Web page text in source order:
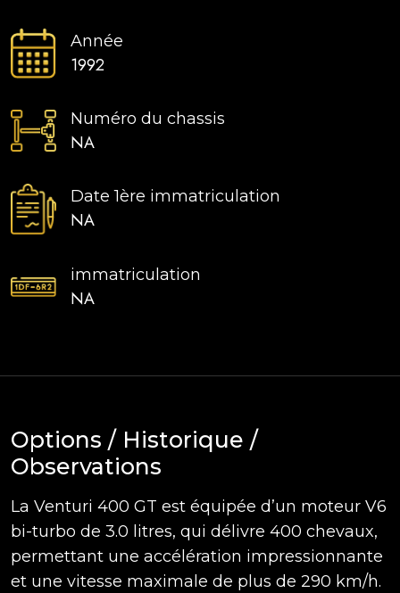
Année
1992
Numéro du chassis
NA
Date 1ère immatriculation
NA
immatriculation
NA
Options / Historique /
Observations
La Venturi 400 GT est équipée d’un moteur V6
bi-turbo de 3.0 litres, qui délivre 400 chevaux,
permettant une accélération impressionnante
et une vitesse maximale de plus de 290 km/h.